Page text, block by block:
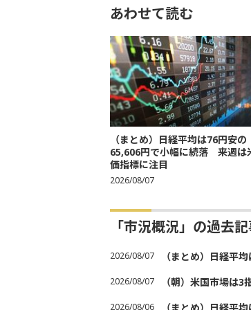
あわせて読む
（まとめ）日経平均は76円安の
65,606円で小幅に続落 来週は
価指標に注目
2026/08/07
「市況概況」の過去
2026/08/07 （まとめ）日経平
2026/08/07 （朝）米国市場は
2026/08/06 （まとめ）日経平